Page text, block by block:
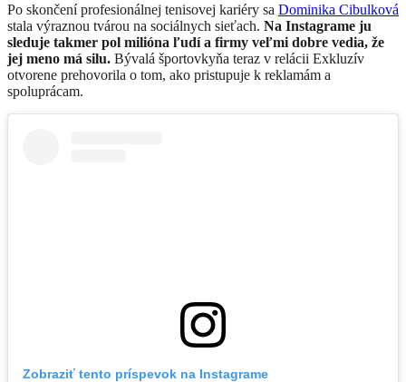
Po skončení profesionálnej tenisovej kariéry sa Dominika Cibulková
stala výraznou tvárou na sociálnych sieťach. Na Instagrame ju
sleduje takmer pol milióna ľudí a firmy veľmi dobre vedia, že
jej meno má silu. Bývalá športovkyňa teraz v relácii Exkluzív
otvorene prehovorila o tom, ako pristupuje k reklamám a
spoluprácam.
Zobraziť tento príspevok na Instagrame